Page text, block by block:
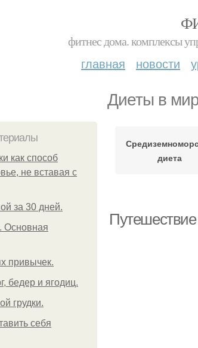
фитнес дома. комплексы
главная новости
Диеты в
как способ
не вставая с
за 30 дней.
Основная
привычек.
бедер и ягодиц.
грудки.
себя
диета